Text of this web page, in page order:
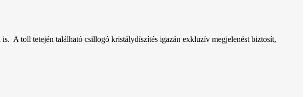
A toll tetején található csillogó kristálydíszítés igazán exkluzív megjelenést biztosít,